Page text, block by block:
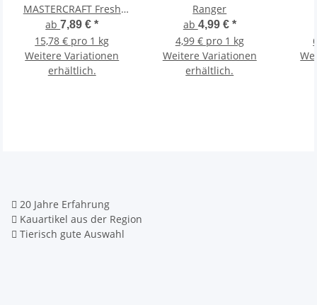
MASTERCRAFT Fresh
Beef
ab7,89 €*
15,78 € pro 1 kg
Weitere Variationen
erhältlich.
Ranger
ab 4,99 € *
4,99 € pro 1 kg
Weitere Variationen
erhältlich.
20 Jahre Erfahrung
Kauartikel aus der Region
Tierisch gute Auswahl